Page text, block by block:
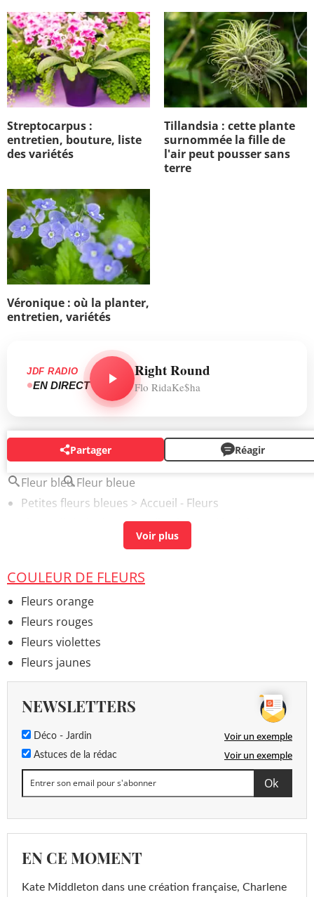
Streptocarpus :
entretien, bouture, liste
des variétés
Tillandsia : cette plante
surnommée la fille de
l'air peut pousser sans
terre
Véronique : où la planter,
entretien, variétés
JDF RADIO
EN DIRECT
Right Round
Flo RidaKe$ha
Partager Réagir
AUTOUR DU MÊME SUJET
Fleur bleu Fleur bleue
Petites fleurs bleues > Accueil - Fleurs
> Accueil - Plantes d'intérieur
COULEUR DE FLEURS
Fleurs orange
Fleurs rouges
Fleurs violettes
Fleurs jaunes
NEWSLETTERS
Déco - Jardin Voir un exemple
Astuces de la rédac Voir un exemple
EN CE MOMENT
Kate Middleton dans une création française, Charlene